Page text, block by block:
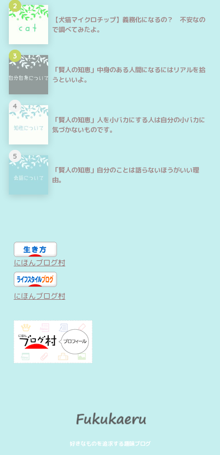
2
【犬猫マイクロチップ】義務化になるの？ 不安なの
で調べてみたよ。
3
「賢人の知恵」中身のある人間になるにはリアルを拾
うといいよ。
4
「賢人の知恵」人を小バカにする人は自分の小バカに
気づかないものです。
5
「賢人の知恵」自分のことは語らないほうがいい理
由。
にほんブログ村
にほんブログ村
好きなものを追求する趣味ブログ